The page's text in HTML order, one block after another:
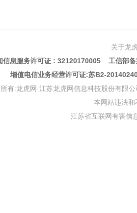
关于龙
信息服务许可证 : 32120170005 工信部
增值电信业务经营许可证:苏B2-
所有:龙虎网·江苏龙虎网信息科技股份有限
本网站违法
江苏省互联网有害